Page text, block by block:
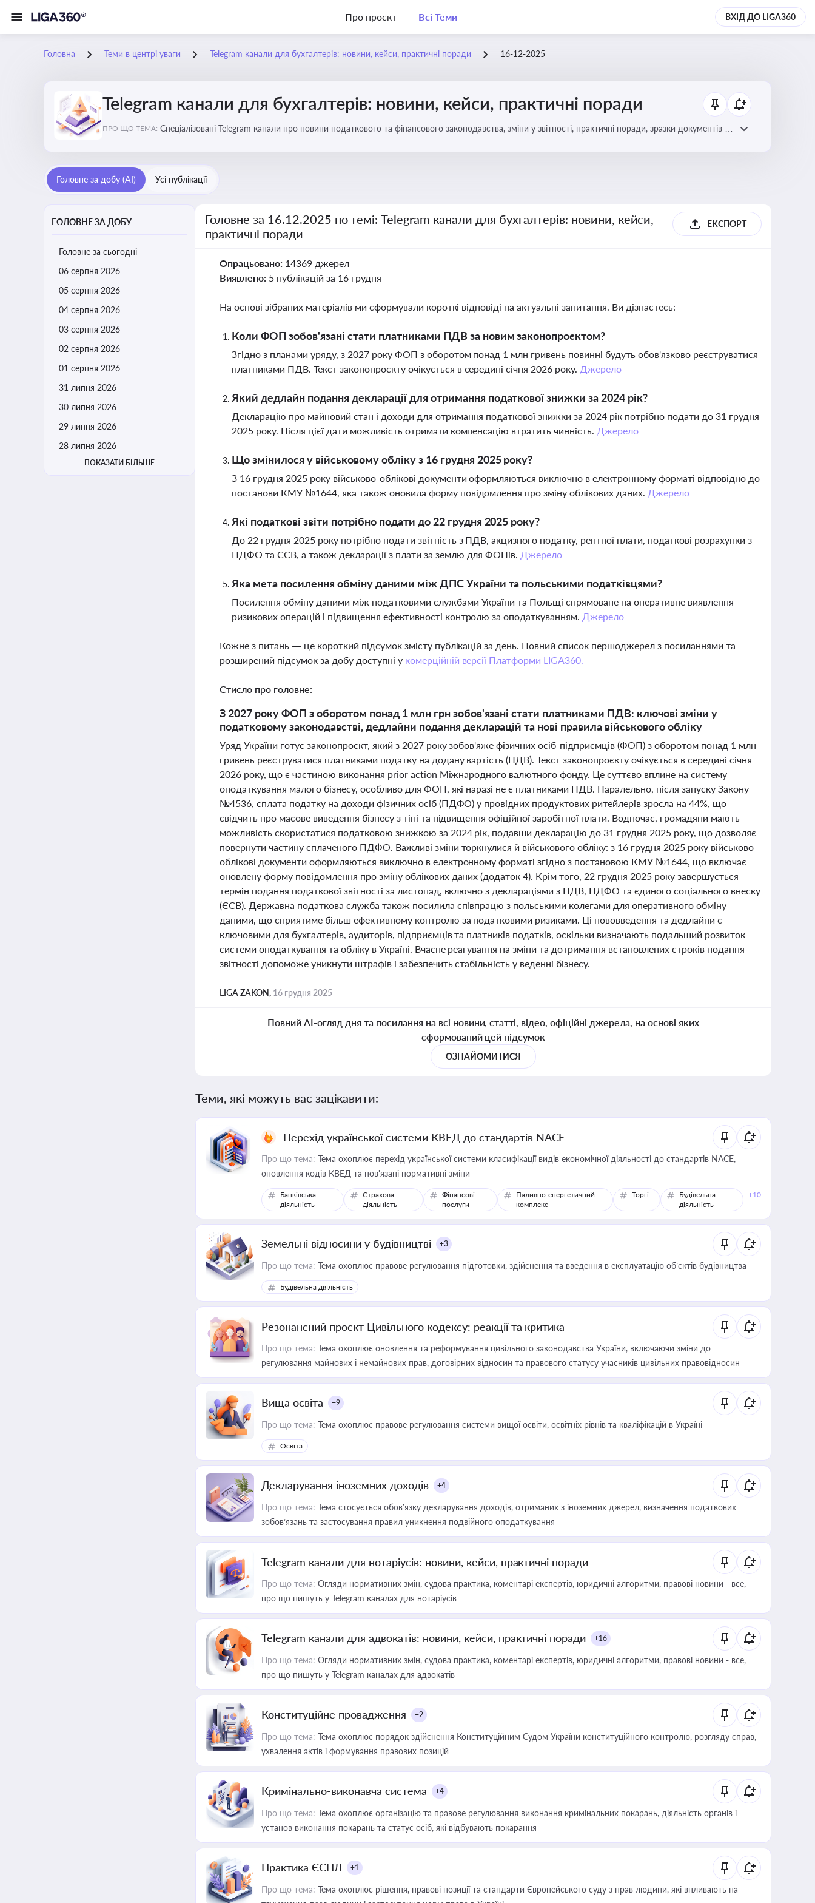
Про проєкт Всі Теми ВХІД ДО LIGA360
Головна Теми в центрі уваги Telegram канали для бухгалтерів: новини, кейси, практичні поради 16-12-2025
Telegram канали для бухгалтерів: новини, кейси, практичні поради
ПРО ЩО ТЕМА: Спеціалізовані Telegram канали про новини податкового та фінансового законодавства, зміни у звітності, практичні поради, зразки документів і
Головне за добу (AI) Усі публікації
ГОЛОВНЕ ЗА ДОБУ
Головне за сьогодні
06 серпня 2026
05 серпня 2026
04 серпня 2026
03 серпня 2026
02 серпня 2026
01 серпня 2026
31 липня 2026
30 липня 2026
29 липня 2026
28 липня 2026
ПОКАЗАТИ БІЛЬШЕ
Головне за 16.12.2025 по темі: Telegram канали для бухгалтерів: новини, кейси,
практичні поради
ЕКСПОРТ
Опрацьовано: 14369 джерел
Виявлено: 5 публікацій за 16 грудня
На основі зібраних матеріалів ми сформували короткі відповіді на актуальні запитання. Ви дізнаєтесь:
Коли ФОП зобов'язані стати платниками ПДВ за новим законопроєктом?
Згідно з планами уряду, з 2027 року ФОП з оборотом понад 1 млн гривень повинні будуть обов'язково реєструватися
платниками ПДВ. Текст законопроєкту очікується в середині січня 2026 року. Джерело
Який дедлайн подання декларації для отримання податкової знижки за 2024 рік?
Декларацію про майновий стан і доходи для отримання податкової знижки за 2024 рік потрібно подати до 31 грудня
2025 року. Після цієї дати можливість отримати компенсацію втратить чинність. Джерело
Що змінилося у військовому обліку з 16 грудня 2025 року?
З 16 грудня 2025 року військово-облікові документи оформляються виключно в електронному форматі відповідно до
постанови КМУ №1644, яка також оновила форму повідомлення про зміну облікових даних. Джерело
Які податкові звіти потрібно подати до 22 грудня 2025 року?
До 22 грудня 2025 року потрібно подати звітність з ПДВ, акцизного податку, рентної плати, податкові розрахунки з
ПДФО та ЄСВ, а також декларації з плати за землю для ФОПів. Джерело
Яка мета посилення обміну даними між ДПС України та польськими податківцями?
Посилення обміну даними між податковими службами України та Польщі спрямоване на оперативне виявлення
ризикових операцій і підвищення ефективності контролю за оподаткуванням. Джерело
Кожне з питань — це короткий підсумок змісту публікацій за день. Повний список першоджерел з посиланнями та
розширений підсумок за добу доступні у комерційній версії Платформи LIGA360.
Стисло про головне:
З 2027 року ФОП з оборотом понад 1 млн грн зобов'язані стати платниками ПДВ: ключові зміни у
податковому законодавстві, дедлайни подання декларацій та нові правила військового обліку
Уряд України готує законопроєкт, який з 2027 року зобов'яже фізичних осіб-підприємців (ФОП) з оборотом понад 1 млн
гривень реєструватися платниками податку на додану вартість (ПДВ). Текст законопроєкту очікується в середині січня
2026 року, що є частиною виконання prior action Міжнародного валютного фонду. Це суттєво вплине на систему
оподаткування малого бізнесу, особливо для ФОП, які наразі не є платниками ПДВ. Паралельно, після запуску Закону
№4536, сплата податку на доходи фізичних осіб (ПДФО) у провідних продуктових ритейлерів зросла на 44%, що
свідчить про масове виведення бізнесу з тіні та підвищення офіційної заробітної плати. Водночас, громадяни мають
можливість скористатися податковою знижкою за 2024 рік, подавши декларацію до 31 грудня 2025 року, що дозволяє
повернути частину сплаченого ПДФО. Важливі зміни торкнулися й військового обліку: з 16 грудня 2025 року військово-
облікові документи оформляються виключно в електронному форматі згідно з постановою КМУ №1644, що включає
оновлену форму повідомлення про зміну облікових даних (додаток 4). Крім того, 22 грудня 2025 року завершується
термін подання податкової звітності за листопад, включно з деклараціями з ПДВ, ПДФО та єдиного соціального внеску
(ЄСВ). Державна податкова служба також посилила співпрацю з польськими колегами для оперативного обміну
даними, що сприятиме більш ефективному контролю за податковими ризиками. Ці нововведення та дедлайни є
ключовими для бухгалтерів, аудиторів, підприємців та платників податків, оскільки визначають подальший розвиток
системи оподаткування та обліку в Україні. Вчасне реагування на зміни та дотримання встановлених строків подання
звітності допоможе уникнути штрафів і забезпечить стабільність у веденні бізнесу.
LIGA ZAKON, 16 грудня 2025
Повний AI-огляд дня та посилання на всі новини, статті, відео, офіційні джерела, на основі яких
сформований цей підсумок
ОЗНАЙОМИТИСЯ
Теми, які можуть вас зацікавити:
Перехід української системи КВЕД до стандартів NACE
Про що тема: Тема охоплює перехід української системи класифікації видів економічної діяльності до стандартів NACE,
оновлення кодів КВЕД та пов'язані нормативні зміни
Банківська
діяльність
Страхова
діяльність
Фінансові
послуги
Паливно-енергетичний
комплекс
Торгівля
Будівельна
діяльність
+10
Земельні відносини у будівництві +3
Про що тема: Тема охоплює правове регулювання підготовки, здійснення та введення в експлуатацію об’єктів будівництва
Будівельна діяльність
Резонансний проєкт Цивільного кодексу: реакції та критика
Про що тема: Тема охоплює оновлення та реформування цивільного законодавства України, включаючи зміни до
регулювання майнових і немайнових прав, договірних відносин та правового статусу учасників цивільних правовідносин
Вища освіта +9
Про що тема: Тема охоплює правове регулювання системи вищої освіти, освітніх рівнів та кваліфікацій в Україні
Освіта
Декларування іноземних доходів +4
Про що тема: Тема стосується обов’язку декларування доходів, отриманих з іноземних джерел, визначення податкових
зобов’язань та застосування правил уникнення подвійного оподаткування
Telegram канали для нотаріусів: новини, кейси, практичні поради
Про що тема: Огляди нормативних змін, судова практика, коментарі експертів, юридичні алгоритми, правові новини - все,
про що пишуть у Telegram каналах для нотаріусів
Telegram канали для адвокатів: новини, кейси, практичні поради +16
Про що тема: Огляди нормативних змін, судова практика, коментарі експертів, юридичні алгоритми, правові новини - все,
про що пишуть у Telegram каналах для адвокатів
Конституційне провадження +2
Про що тема: Тема охоплює порядок здійснення Конституційним Судом України конституційного контролю, розгляду справ,
ухвалення актів і формування правових позицій
Кримінально-виконавча система +4
Про що тема: Тема охоплює організацію та правове регулювання виконання кримінальних покарань, діяльність органів і
установ виконання покарань та статус осіб, які відбувають покарання
Практика ЄСПЛ +1
Про що тема: Тема охоплює рішення, правові позиції та стандарти Європейського суду з прав людини, які впливають на